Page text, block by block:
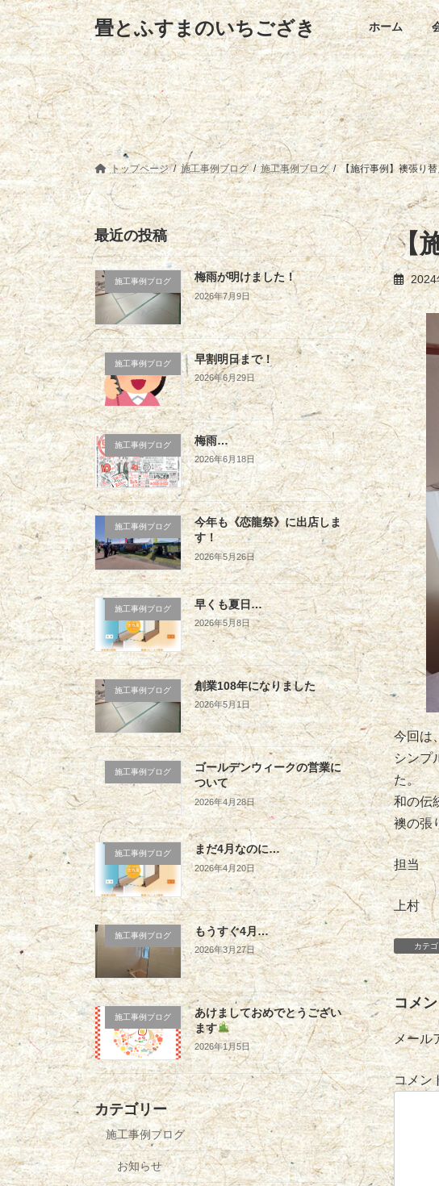
コ
ン
テ
ン
ツ
へ
ス
キ
ッ
プ
ナ
ビ
ゲ
ー
シ
ョ
ン
に
移
動
畳とふすまのいちござき ホーム
トップページ 施工事例ブログ 施工事例ブログ 【施行事例】襖張り替
【
2024
今回は
シンプ
た。
和の伝
襖の張
担当
上村
カテ
コメ
メール
コメン
最近の投稿
施工事例ブログ 梅雨が明けました！
2026年7月9日
施工事例ブログ 早割明日まで！
2026年6月29日
施工事例ブログ 梅雨…
2026年6月18日
施工事例ブログ
今年も《恋龍祭》に出店しま
す！
2026年5月26日
施工事例ブログ 早くも夏日…
2026年5月8日
施工事例ブログ 創業108年になりました
2026年5月1日
施工事例ブログ
ゴールデンウィークの営業に
ついて
2026年4月28日
施工事例ブログ まだ4月なのに…
2026年4月20日
施工事例ブログ もうすぐ4月…
2026年3月27日
施工事例ブログ
あけましておめでとうござい
ます
2026年1月5日
カテゴリー
施工事例ブログ
お知らせ